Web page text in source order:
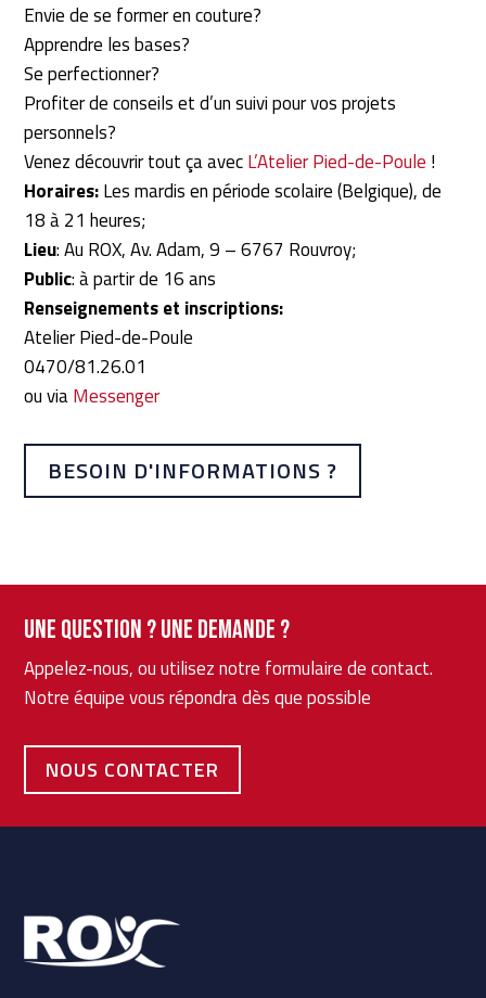
Envie de se former en couture?
Apprendre les bases?
Se perfectionner?
Profiter de conseils et d’un suivi pour vos projets
personnels?
Venez découvrir tout ça avecL’Atelier Pied-de-Poule !
Horaires:Les mardis en période scolaire (Belgique), de
18 à 21 heures;
Lieu: Au ROX, Av. Adam, 9 – 6767 Rouvroy;
Public: à partir de 16 ans
Renseignements et inscriptions:
Atelier Pied-de-Poule
0470/81.26.01
ou viaMessenger
BESOIN D'INFORMATIONS ?
Une question ? Une demande ?
Appelez-nous, ou utilisez notre formulaire de contact.
Notre équipe vous répondra dès que possible
NOUS CONTACTER